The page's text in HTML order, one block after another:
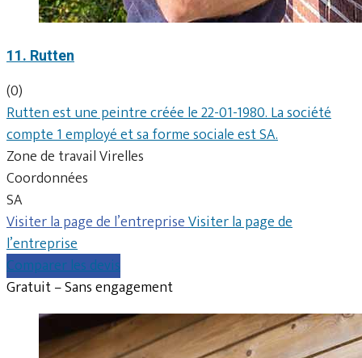
11. Rutten
(0)
Rutten est une peintre créée le 22-01-1980. La société
compte 1 employé et sa forme sociale est SA.
Zone de travail Virelles
Coordonnées
SA
Visiter la page de l’entrepriseVisiter la page de
l’entreprise
Comparer les devis
Gratuit – Sans engagement